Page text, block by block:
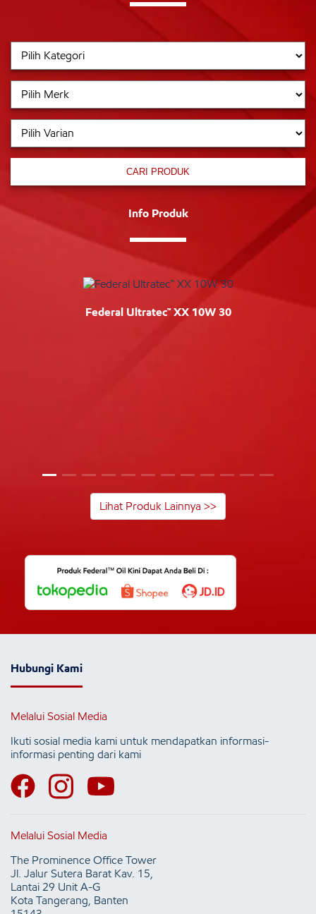
CARI PRODUK
Info Produk
Federal Ultratec™ XX 10W 30
Lihat Produk Lainnya >>
Hubungi Kami
Melalui Sosial Media
Ikuti sosial media kami untuk mendapatkan informasi-
informasi penting dari kami
Melalui Sosial Media
The Prominence Office Tower
Jl. Jalur Sutera Barat Kav. 15,
Lantai 29 Unit A-G
Kota Tangerang, Banten